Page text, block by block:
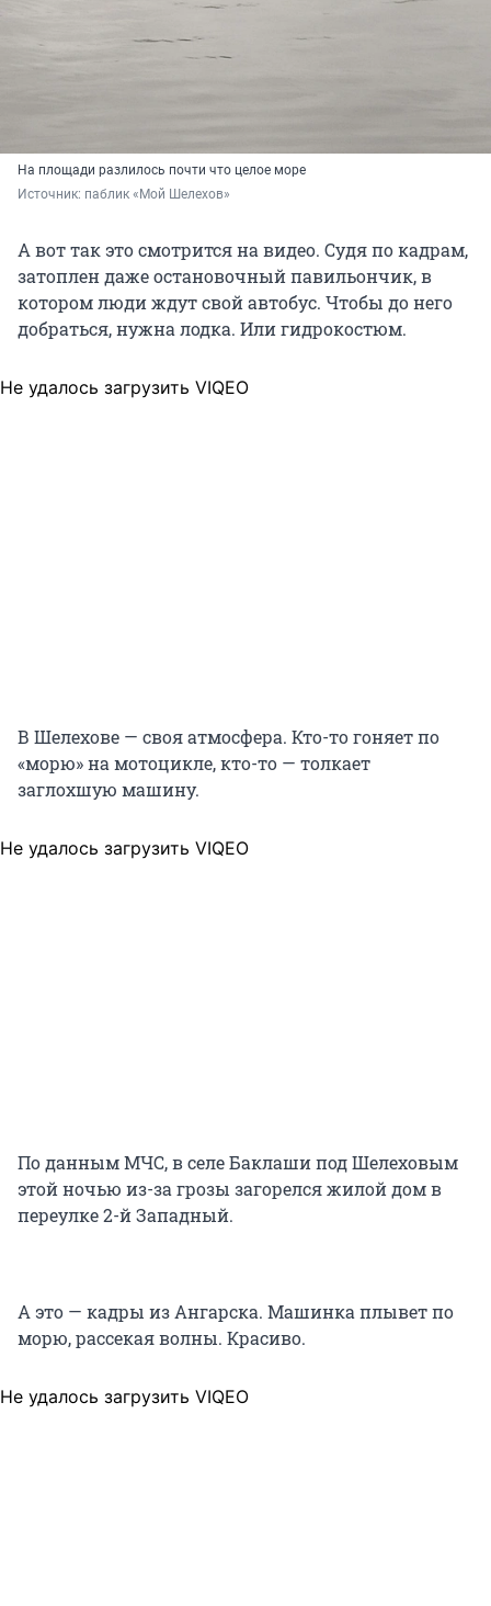
На площади разлилось почти что целое море
Источник: паблик «Мой Шелехов»
А вот так это смотрится на видео. Судя по кадрам,
затоплен даже остановочный павильончик, в
котором люди ждут свой автобус. Чтобы до него
добраться, нужна лодка. Или гидрокостюм.
Не удалось загрузить VIQEO
В Шелехове — своя атмосфера. Кто-то гоняет по
«морю» на мотоцикле, кто-то — толкает
заглохшую машину.
Не удалось загрузить VIQEO
По данным МЧС, в селе Баклаши под Шелеховым
этой ночью из-за грозы загорелся жилой дом в
переулке 2-й Западный.
А это — кадры из Ангарска. Машинка плывет по
морю, рассекая волны. Красиво.
Не удалось загрузить VIQEO